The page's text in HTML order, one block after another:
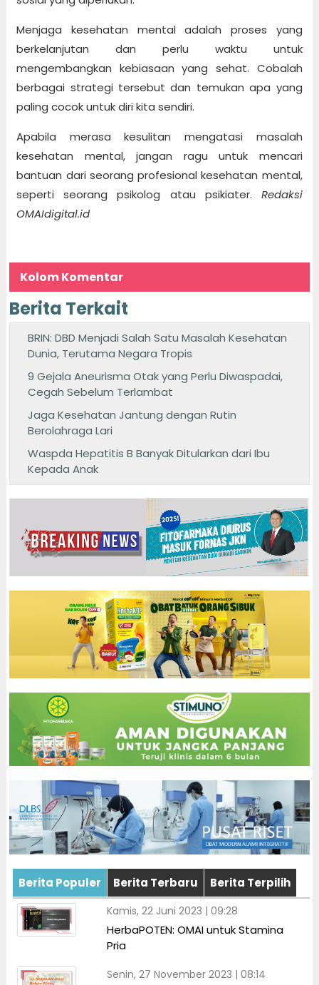
Menjaga kesehatan mental adalah proses yang
berkelanjutan dan perlu waktu untuk
mengembangkan kebiasaan yang sehat. Cobalah
berbagai strategi tersebut dan temukan apa yang
paling cocok untuk diri kita sendiri.
Apabila merasa kesulitan mengatasi masalah
kesehatan mental, jangan ragu untuk mencari
bantuan dari seorang profesional kesehatan mental,
seperti seorang psikolog atau psikiater. Redaksi
OMAIdigital.id
Kolom Komentar
Berita Terkait
BRIN: DBD Menjadi Salah Satu Masalah Kesehatan
Dunia, Terutama Negara Tropis
9 Gejala Aneurisma Otak yang Perlu Diwaspadai,
Cegah Sebelum Terlambat
Jaga Kesehatan Jantung dengan Rutin
Berolahraga Lari
Waspda Hepatitis B Banyak Ditularkan dari Ibu
Kepada Anak
Berita Populer Berita Terbaru Berita Terpilih
Kamis, 22 Juni 2023 | 09:28
HerbaPOTEN: OMAI untuk Stamina
Pria
Senin, 27 November 2023 | 08:14